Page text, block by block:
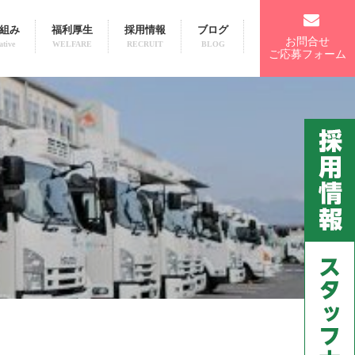
み 福利厚生
WELFARE
採用情報
RECRUIT
ブログ
BLOG
お問合せ
ご応募フォーム